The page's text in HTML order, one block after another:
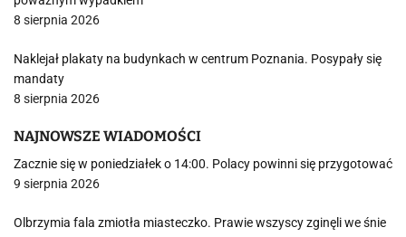
8 sierpnia 2026
Naklejał plakaty na budynkach w centrum Poznania. Posypały się
mandaty
8 sierpnia 2026
NAJNOWSZE WIADOMOŚCI
Zacznie się w poniedziałek o 14:00. Polacy powinni się przygotować
9 sierpnia 2026
Olbrzymia fala zmiotła miasteczko. Prawie wszyscy zginęli we śnie